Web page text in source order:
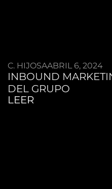
C. HIJOSAABRIL 6, 2024
INBOUND
DEL GRUPO
LEER